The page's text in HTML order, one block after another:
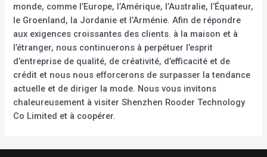
monde, comme l’Europe, l’Amérique, l’Australie, l’Équateur,
le Groenland, la Jordanie et l’Arménie. Afin de répondre
aux exigences croissantes des clients. à la maison et à
l’étranger, nous continuerons à perpétuer l’esprit
d’entreprise de qualité, de créativité, d’efficacité et de
crédit et nous nous efforcerons de surpasser la tendance
actuelle et de diriger la mode. Nous vous invitons
chaleureusement à visiter Shenzhen Rooder Technology
Co Limited et à coopérer.